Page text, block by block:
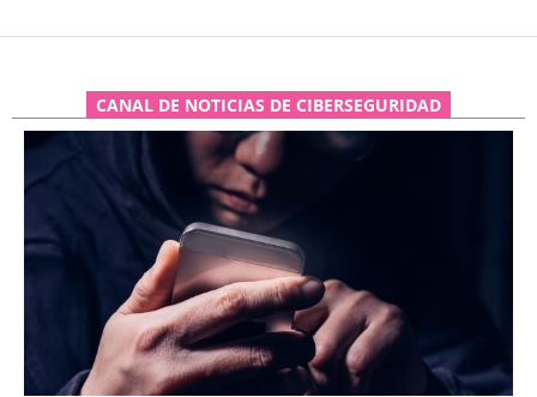
CANAL DE NOTICIAS DE CIBERSEGURIDAD